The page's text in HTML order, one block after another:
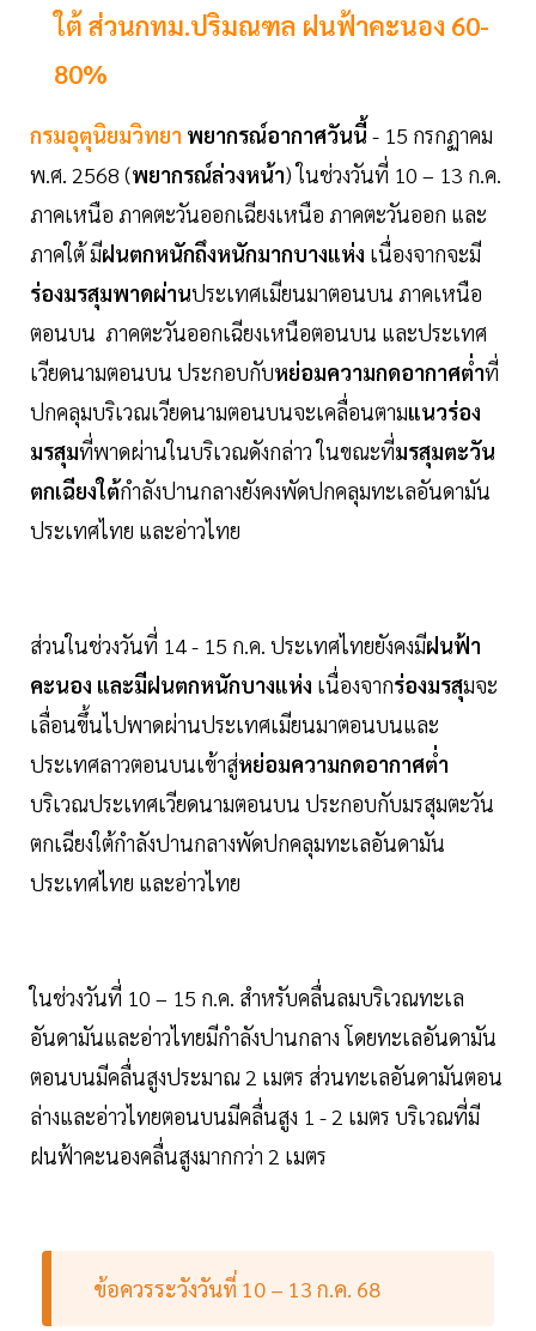
ใต้ ส่วนกทม.ปริมณฑล ฝนฟ้าคะนอง 60-
80%
กรมอุตุนิยมวิทยา พยากรณ์อากาศวันนี้ - 15 กรกฏาคม
พ.ศ. 2568 (พยากรณ์ล่วงหน้า) ในช่วงวันที่ 10 – 13 ก.ค.
ภาคเหนือ ภาคตะวันออกเฉียงเหนือ ภาคตะวันออก และ
ภาคใต้ มีฝนตกหนักถึงหนักมากบางแห่ง เนื่องจากจะมี
ร่องมรสุมพาดผ่านประเทศเมียนมาตอนบน ภาคเหนือ
ตอนบน ภาคตะวันออกเฉียงเหนือตอนบน และประเทศ
เวียดนามตอนบน ประกอบกับหย่อมความกดอากาศต่ำที่
ปกคลุมบริเวณเวียดนามตอนบนจะเคลื่อนตามแนวร่อง
มรสุมที่พาดผ่านในบริเวณดังกล่าว ในขณะที่มรสุมตะวัน
ตกเฉียงใต้กำลังปานกลางยังคงพัดปกคลุมทะเลอันดามัน
ประเทศไทย และอ่าวไทย
ส่วนในช่วงวันที่ 14 - 15 ก.ค. ประเทศไทยยังคงมีฝนฟ้า
คะนอง และมีฝนตกหนักบางแห่ง เนื่องจากร่องมรสุมจะ
เลื่อนขึ้นไปพาดผ่านประเทศเมียนมาตอนบนและ
ประเทศลาวตอนบนเข้าสู่หย่อมความกดอากาศต่ำ
บริเวณประเทศเวียดนามตอนบน ประกอบกับมรสุมตะวัน
ตกเฉียงใต้กำลังปานกลางพัดปกคลุมทะเลอันดามัน
ประเทศไทย และอ่าวไทย
ในช่วงวันที่ 10 – 15 ก.ค. สำหรับคลื่นลมบริเวณทะเล
อันดามันและอ่าวไทยมีกำลังปานกลาง โดยทะเลอันดามัน
ตอนบนมีคลื่นสูงประมาณ 2 เมตร ส่วนทะเลอันดามันตอน
ล่างและอ่าวไทยตอนบนมีคลื่นสูง 1 - 2 เมตร บริเวณที่มี
ฝนฟ้าคะนองคลื่นสูงมากกว่า 2 เมตร
ข้อควรระวังวันที่ 10 – 13 ก.ค. 68